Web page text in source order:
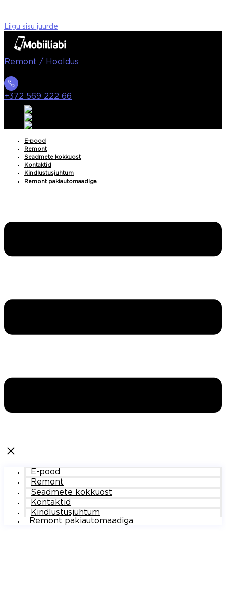
Liigu sisu juurde
Remont / Hooldus
+372 569 222 66
E-pood
Remont
Seadmete kokkuost
Kontaktid
Kindlustusjuhtum
Remont pakiautomaadiga
E-pood
Remont
Seadmete kokkuost
Kontaktid
Kindlustusjuhtum
Remont pakiautomaadiga